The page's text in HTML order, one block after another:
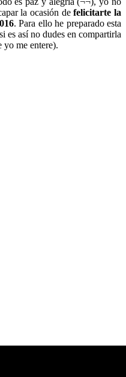
la ocasión defelicitarte la
. Para ello he preparado esta
es así no dudes en compartirla
yo me entere).